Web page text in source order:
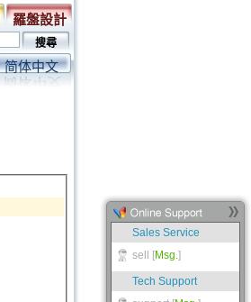
羅盤設計
简体中文